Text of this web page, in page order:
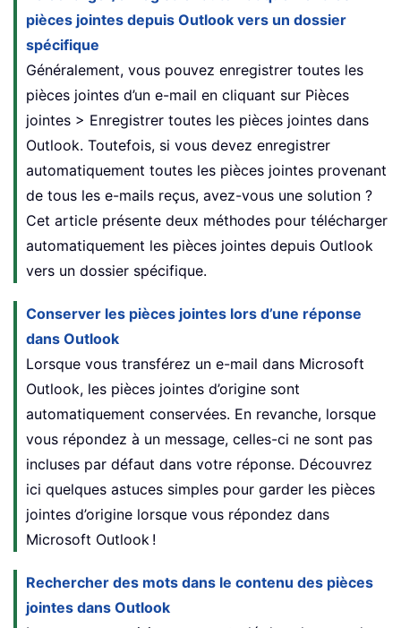
pièces jointes depuis Outlook vers un dossier
spécifique
Généralement, vous pouvez enregistrer toutes les
pièces jointes d’un e-mail en cliquant sur Pièces
jointes > Enregistrer toutes les pièces jointes dans
Outlook. Toutefois, si vous devez enregistrer
automatiquement toutes les pièces jointes provenant
de tous les e-mails reçus, avez-vous une solution ?
Cet article présente deux méthodes pour télécharger
automatiquement les pièces jointes depuis Outlook
vers un dossier spécifique.
Conserver les pièces jointes lors d’une réponse
dans Outlook
Lorsque vous transférez un e-mail dans Microsoft
Outlook, les pièces jointes d’origine sont
automatiquement conservées. En revanche, lorsque
vous répondez à un message, celles-ci ne sont pas
incluses par défaut dans votre réponse. Découvrez
ici quelques astuces simples pour garder les pièces
jointes d’origine lorsque vous répondez dans
Microsoft Outlook !
Rechercher des mots dans le contenu des pièces
jointes dans Outlook